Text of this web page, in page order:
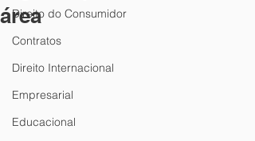
Direito do Consumidor
Contratos
Direito Internacional
Empresarial
Educacional
área